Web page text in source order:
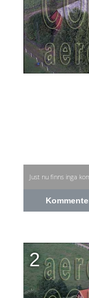
Just nu finns inga
2